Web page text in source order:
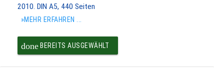
2010. DIN A5, 440 Seiten
»MEHR ERFAHREN ...
doneBEREITS AUSGEWÄHLT